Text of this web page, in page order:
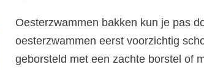
Oesterzwammen bakken kun je pas
oesterzwammen eerst voorzichtig
geborsteld met een zachte borstel of